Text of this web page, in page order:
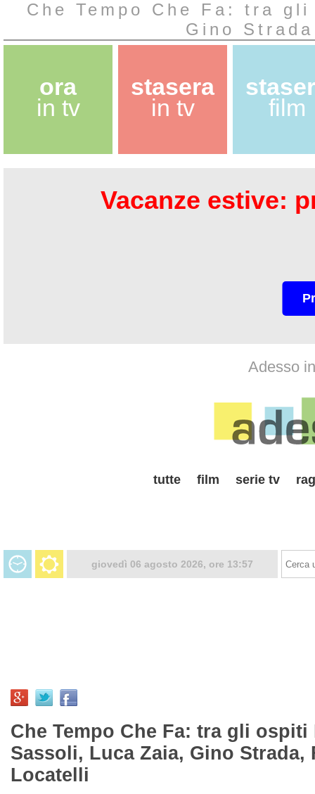
Che Tempo Che Fa: tra
Gino
ora
in tv
stasera
in tv
film
Vacanze estive:
Adesso
tutte film serie tv
giovedì 06 agosto 2026, ore 13:57
Che Tempo Che Fa: tra gli ospiti
Sassoli, Luca Zaia, Gino Strada,
Locatelli